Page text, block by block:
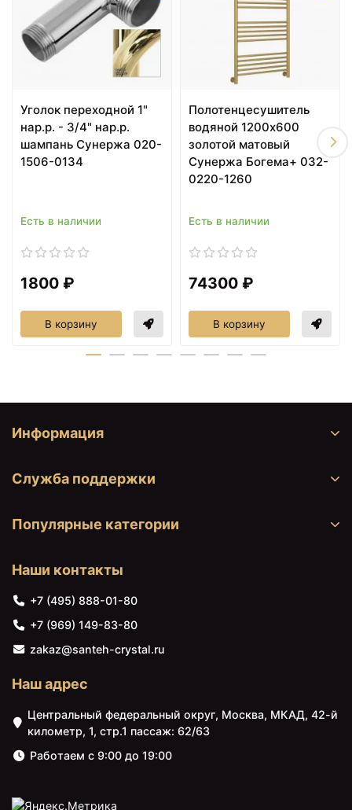
Уголок переходной 1"
нар.р. - 3/4" нар.р.
шампань Сунержа 020-
1506-0134
Есть в наличии
1800 ₽
В корзину
Полотенцесушитель
водяной 1200х600
золотой матовый
Сунержа Богема+ 032-
0220-1260
Есть в наличии
74300 ₽
В корзину
Информация
Служба поддержки
Популярные категории
Наши контакты
+7 (495) 888-01-80
+7 (969) 149-83-80
zakaz@santeh-crystal.ru
Наш адрес
Центральный федеральный округ, Москва, МКАД, 42-й
километр, 1, стр.1 пассаж: 62/63
Работаем с 9:00 до 19:00